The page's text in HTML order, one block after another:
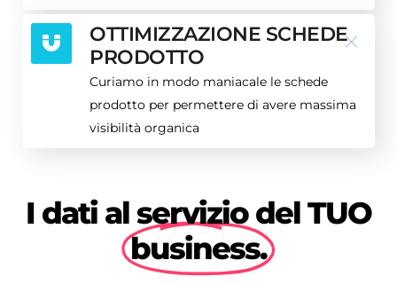
OTTIMIZZAZIONE SCHEDE
PRODOTTO
Curiamo in modo maniacale le schede
prodotto per permettere di avere massima
visibilità organica
I dati al servizio del TUO
business.